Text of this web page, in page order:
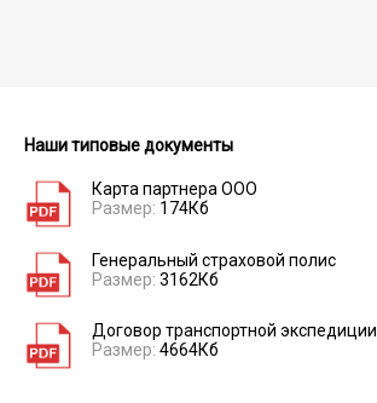
Наши типовые документы
Карта партнера ООО
Размер: 174Кб
Генеральный страховой полис
Размер: 3162Кб
Договор транспортной экспедиции
Размер: 4664Кб